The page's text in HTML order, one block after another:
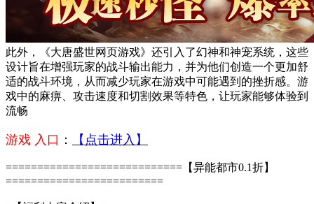
此外，《大唐盛世网页游戏》还引入了幻神和神宠系统，这些
设计旨在增强玩家的战斗输出能力，并为他们创造一个更加舒
适的战斗环境，从而减少玩家在游戏中可能遇到的挫折感。游
戏中的麻痹、攻击速度和切割效果等特色，让玩家能够体验到
流畅
游戏 入口 ： 【点击进入】
============================【异能都市0.1折】
=========================